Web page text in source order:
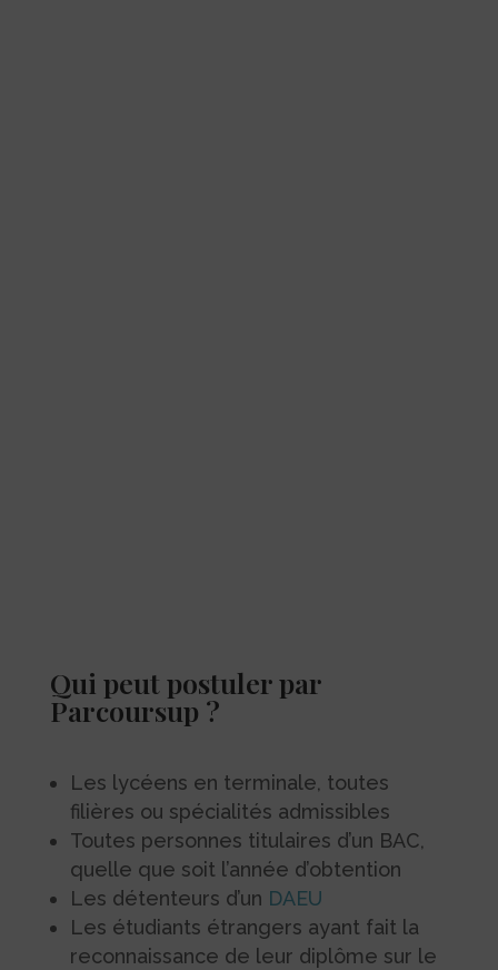
Qui peut postuler par
Parcoursup ?
Les lycéens en terminale, toutes
filières ou spécialités admissibles
Toutes personnes titulaires d’un BAC,
quelle que soit l’année d’obtention
Les détenteurs d’un DAEU
Les étudiants étrangers ayant fait la
reconnaissance de leur diplôme sur le